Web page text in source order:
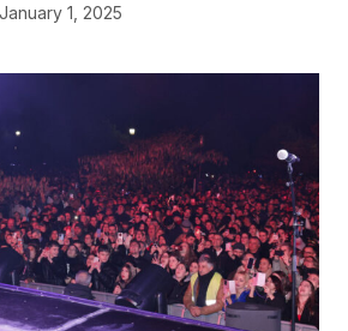
January 1, 2025